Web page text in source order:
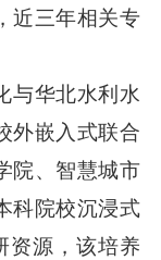
近三年相关专
与华北水利水
外嵌入式联合
院、智慧城市
科院校沉浸式
资源，该培养